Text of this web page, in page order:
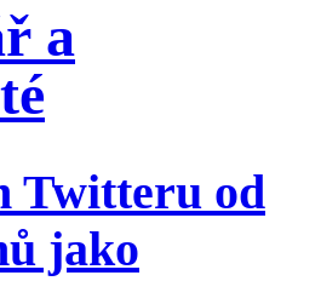
a
Twitteru od
jako